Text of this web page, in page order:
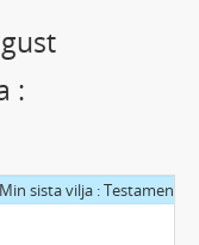
:
sista vilja : Testamente